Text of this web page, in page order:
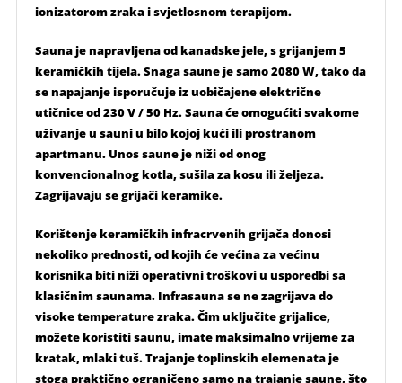
ionizatorom zraka i svjetlosnom terapijom.
Sauna je napravljena od kanadske jele, s grijanjem 5
keramičkih tijela. Snaga saune je samo 2080 W, tako da
se napajanje isporučuje iz uobičajene električne
utičnice od 230 V / 50 Hz. Sauna će omogućiti svakome
uživanje u sauni u bilo kojoj kući ili prostranom
apartmanu. Unos saune je niži od onog
konvencionalnog kotla, sušila za kosu ili željeza.
Zagrijavaju se grijači keramike.
Korištenje keramičkih infracrvenih grijača donosi
nekoliko prednosti, od kojih će većina za većinu
korisnika biti niži operativni troškovi u usporedbi sa
klasičnim saunama. Infrasauna se ne zagrijava do
visoke temperature zraka. Čim uključite grijalice,
možete koristiti saunu, imate maksimalno vrijeme za
kratak, mlaki tuš. Trajanje toplinskih elemenata je
stoga praktično ograničeno samo na trajanje saune, što